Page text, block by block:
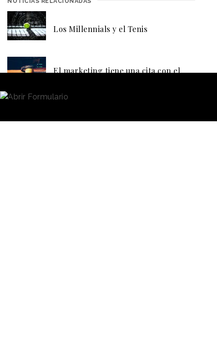
Los Millennials y el Tenis
El marketing tiene una cita con el
Por su parte,David Haggerty, presidente de la ITF,